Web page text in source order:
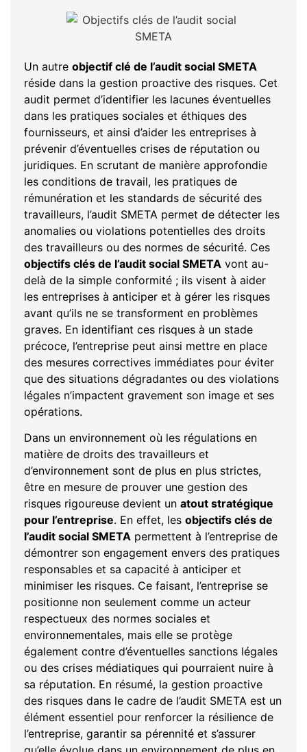
Un autre objectif clé de l’audit social SMETA
réside dans la gestion proactive des risques. Cet
audit permet d’identifier les lacunes éventuelles
dans les pratiques sociales et éthiques des
fournisseurs, et ainsi d’aider les entreprises à
prévenir d’éventuelles crises de réputation ou
juridiques. En scrutant de manière approfondie
les conditions de travail, les pratiques de
rémunération et les standards de sécurité des
travailleurs, l’audit SMETA permet de détecter les
anomalies ou violations potentielles des droits
des travailleurs ou des normes de sécurité. Ces
objectifs clés de l’audit social SMETA vont au-
delà de la simple conformité ; ils visent à aider
les entreprises à anticiper et à gérer les risques
avant qu’ils ne se transforment en problèmes
graves. En identifiant ces risques à un stade
précoce, l’entreprise peut ainsi mettre en place
des mesures correctives immédiates pour éviter
que des situations dégradantes ou des violations
légales n’impactent gravement son image et ses
opérations.
Dans un environnement où les régulations en
matière de droits des travailleurs et
d’environnement sont de plus en plus strictes,
être en mesure de prouver une gestion des
risques rigoureuse devient un atout stratégique
pour l’entreprise. En effet, les objectifs clés de
l’audit social SMETA permettent à l’entreprise de
démontrer son engagement envers des pratiques
responsables et sa capacité à anticiper et
minimiser les risques. Ce faisant, l’entreprise se
positionne non seulement comme un acteur
respectueux des normes sociales et
environnementales, mais elle se protège
également contre d’éventuelles sanctions légales
ou des crises médiatiques qui pourraient nuire à
sa réputation. En résumé, la gestion proactive
des risques dans le cadre de l’audit SMETA est un
élément essentiel pour renforcer la résilience de
l’entreprise, garantir sa pérennité et s’assurer